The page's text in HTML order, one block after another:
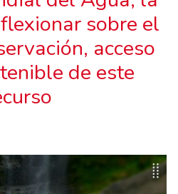
sobre el
acceso
de este